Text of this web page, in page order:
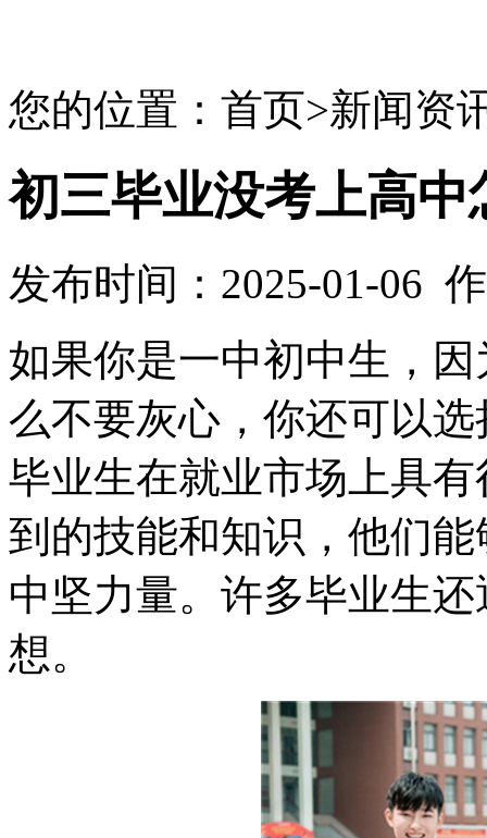
您的位置：首页>新闻资
初三毕业没考上高
发布时间：2025-01-06
如果你是一中初中生，
么不要灰心，你还可以
毕业生在就业市场上具
到的技能和知识，他们
中坚力量。许多毕业生
想。